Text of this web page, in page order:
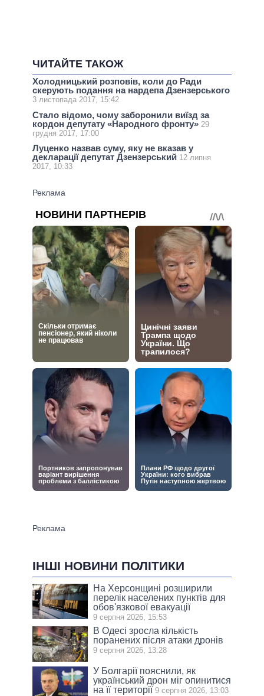
ЧИТАЙТЕ ТАКОЖ
Холодницький розповів, коли до Ради
скерують подання на нардепа Дзензерського
3 листопада 2017, 15:42
Стало відомо, чому заборонили виїзд за
кордон депутату «Народного фронту» 29
грудня 2017, 17:00
Луценко назвав суму, яку не вказав у
декларації депутат Дзензерський 12 липня
2017, 10:33
ІНШІ НОВИНИ ПОЛІТИКИ
На Херсонщині розширили
перелік населених пунктів для
обов'язкової евакуації
9 серпня 2026, 15:53
В Одесі зросла кількість
поранених після атаки дронів
9 серпня 2026, 13:28
У Болгарії пояснили, як
український дрон міг опинитися
на її території 9 серпня 2026, 13:03